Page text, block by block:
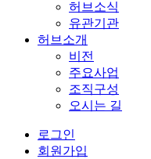
허브소식
유관기관
허브소개
비전
주요사업
조직구성
오시는 길
로그인
회원가입